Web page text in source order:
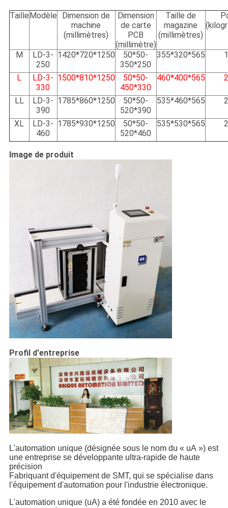
Taille Modèle
Dimension de
machine
(millimètres)
Dimension
de carte
PCB
(millimètre)
Taille de
magazine
(millimètres)
M
LD-3-
250
1420*720*1250
50*50-
350*250
355*320*565
L
LD-3-
330
1500*810*1250
50*50-
450*330
460*400*565
LL
LD-3-
390
1785*860*1250
50*50-
520*390
535*460*565
XL
LD-3-
460
1785*930*1250
50*50-
520*460
535*530*565
Image de produit
Profil d'entreprise
L'automation unique (désignée sous le nom du « uA ») est
une entreprise se développante ultra-rapide de haute
précision
Fabriquant d'équipement de SMT, qui se spécialise dans
l'équipement d'automation pour l'industrie électronique.
L'automation unique (uA) a été fondée en 2010 avec le